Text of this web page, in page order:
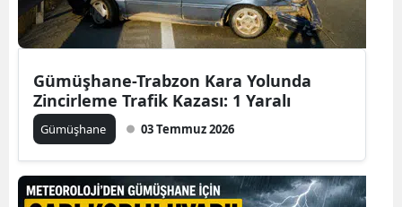
Yozgat
Aksaray
Karaman
Gümüşhane-Trabzon Kara Yolunda
Zincirleme Trafik Kazası: 1 Yaralı
Gümüşhane 03 Temmuz 2026